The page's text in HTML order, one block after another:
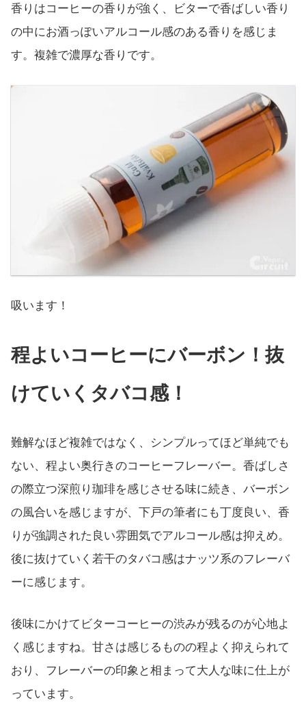
香りはコーヒーの香りが強く、ビターで香ばしい香り
の中にお酒っぽいアルコール感のある香りを感じま
す。複雑で濃厚な香りです。
吸います！
程よいコーヒーにバーボン！抜
けていくタバコ感！
難解なほど複雑ではなく、シンプルってほど単純でも
ない、程よい奥行きのコーヒーフレーバー。香ばしさ
の際立つ深煎り珈琲を感じさせる味に続き、バーボン
の風合いを感じますが、下戸の筆者にも丁度良い、香
りが強調された良い雰囲気でアルコール感は抑えめ。
後に抜けていく若干のタバコ感はナッツ系のフレーバ
ーに感じます。
後味にかけてビターコーヒーの渋みが残るのが心地よ
く感じますね。甘さは感じるものの程よく抑えられて
おり、フレーバーの印象と相まって大人な味に仕上が
っています。